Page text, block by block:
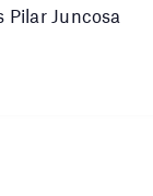
Pilar Juncosa